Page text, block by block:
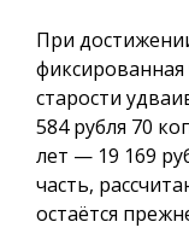
При
фиксированная
старости
584 рубля 70
лет — 19 169
часть,
остаётся